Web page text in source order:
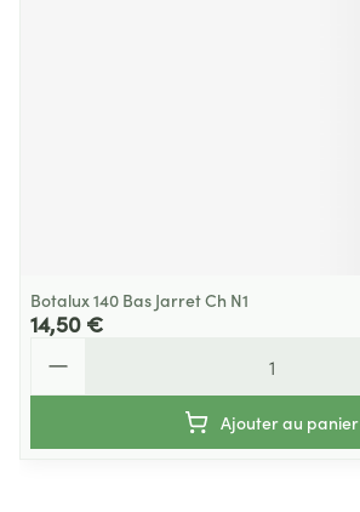
Botalux 140 Bas Jarret Ch N1
14,50 €
Ajouter au panier